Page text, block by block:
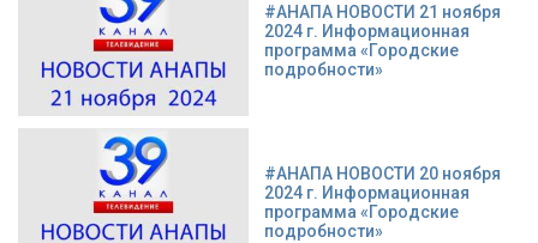
#АНАПА НОВОСТИ 21 ноября
2024 г. Информационная
программа «Городские
подробности»
#АНАПА НОВОСТИ 20 ноября
2024 г. Информационная
программа «Городские
подробности»